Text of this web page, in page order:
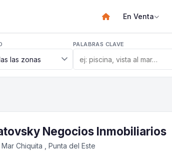
En Venta
PALABRAS CLAVE
Negocios Inmobiliarios
Chiquita , Punta del Este